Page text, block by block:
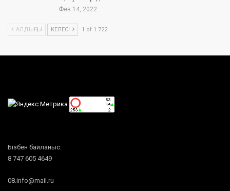
Фев 14, 2022
АЛДЫҢҒЫ КЕЛЕСІ 1 of 1 722
Бізбен байланыс:
8 747 605 4649
08.info@mail.ru